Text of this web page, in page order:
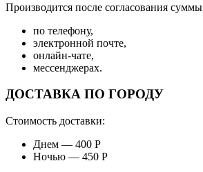
Производится после согласования
по телефону,
электронной почте,
онлайн-чате,
мессенджерах.
ДОСТАВКА ПО ГОРОДУ
Стоимость доставки:
Днем — 400 Р
Ночью — 450 Р